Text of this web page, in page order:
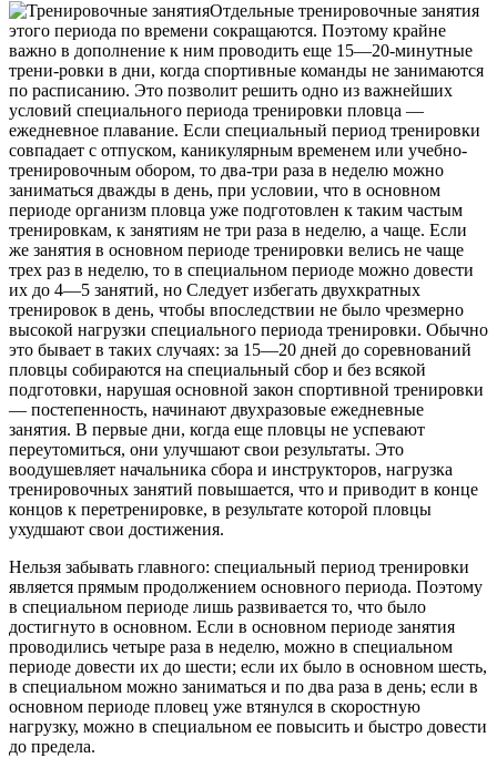
Отдельные тренировочные занятия
этого периода по времени сокращаются. Поэтому крайне
важно в дополнение к ним проводить еще 15—20-минутные
трени-ровки в дни, когда спортивные команды не занимаются
по расписанию. Это позволит решить одно из важнейших
условий специального периода тренировки пловца —
ежедневное плавание. Если специальный период тренировки
совпадает с отпуском, каникулярным временем или учебно-
тренировочным обором, то два-три раза в неделю можно
заниматься дважды в день, при условии, что в основном
периоде организм пловца уже подготовлен к таким частым
тренировкам, к занятиям не три раза в неделю, а чаще. Если
же занятия в основном периоде тренировки велись не чаще
трех раз в неделю, то в специальном периоде можно довести
их до 4—5 занятий, но Следует избегать двухкратных
тренировок в день, чтобы впоследствии не было чрезмерно
высокой нагрузки специального периода тренировки. Обычно
это бывает в таких случаях: за 15—20 дней до соревнований
пловцы собираются на специальный сбор и без всякой
подготовки, нарушая основной закон спортивной тренировки
— постепенность, начинают двухразовые ежедневные
занятия. В первые дни, когда еще пловцы не успевают
переутомиться, они улучшают свои результаты. Это
воодушевляет начальника сбора и инструкторов, нагрузка
тренировочных занятий повышается, что и приводит в конце
концов к перетренировке, в результате которой пловцы
ухудшают свои достижения.
Нельзя забывать главного: специальный период тренировки
является прямым продолжением основного периода. Поэтому
в специальном периоде лишь развивается то, что было
достигнуто в основном. Если в основном периоде занятия
проводились четыре раза в неделю, можно в специальном
периоде довести их до шести; если их было в основном шесть,
в специальном можно заниматься и по два раза в день; если в
основном периоде пловец уже втянулся в скоростную
нагрузку, можно в специальном ее повысить и быстро довести
до предела.